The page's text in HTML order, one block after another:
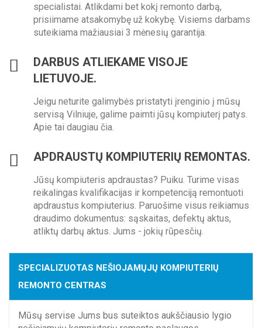
specialistai. Atlikdami bet kokį remonto darbą,
prisiimame atsakomybę už kokybę. Visiems darbams
suteikiama mažiausiai 3 mėnesių garantija.
DARBUS ATLIEKAME VISOJE
LIETUVOJE.
Jeigu neturite galimybės pristatyti įrenginio į mūsų
servisą Vilniuje, galime paimti jūsų kompiuterį patys.
Apie tai daugiau čia.
APDRAUSTŲ KOMPIUTERIŲ REMONTAS.
Jūsų kompiuteris apdraustas? Puiku. Turime visas
reikalingas kvalifikacijas ir kompetenciją remontuoti
apdraustus kompiuterius. Paruošime visus reikiamus
draudimo dokumentus: sąskaitas, defektų aktus,
atliktų darbų aktus. Jums - jokių rūpesčių.
SPECIALIZUOTAS NEŠIOJAMŲJŲ KOMPIUTERIŲ
REMONTO CENTRAS
Mūsų servise Jums bus suteiktos aukščiausio lygio